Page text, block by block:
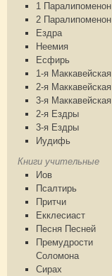
1 Паралипоменон
2 Паралипоменон
Ездра
Неемия
Есфирь
1-я Маккавейская
2-я Маккавейская
3-я Маккавейская
2-я Ездры
3-я Ездры
Иудифь
Книги учительные
Иов
Псалтирь
Притчи
Екклесиаст
Песня Песней
Премудрости
Соломона
Сирах